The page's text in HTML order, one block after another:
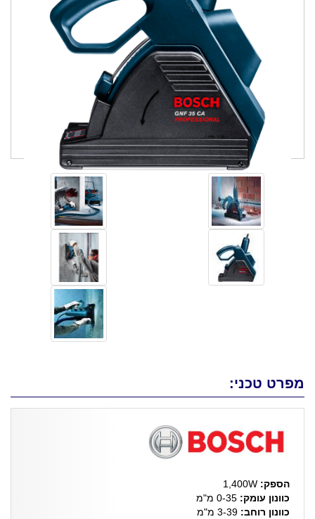
מפרט טכני:
הספק: 1,400W
כוונון עומק: 0-35 מ"מ
כוונון רוחב: